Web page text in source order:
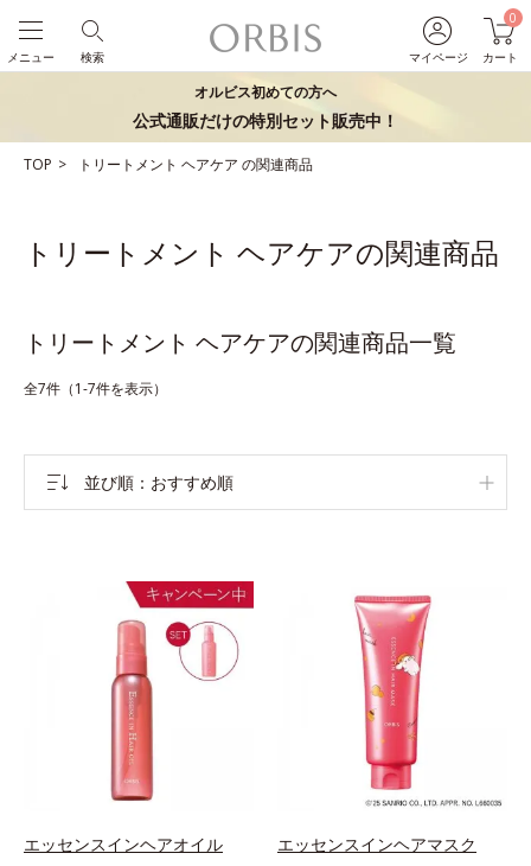
マイページ
0
カート
検索
メニュー
オルビス初めての方へ
公式通販だけの特別セット販売中！
TOP トリートメント ヘアケア の関連商品
トリートメント ヘアケアの関連商品
トリートメント ヘアケアの関連商品一覧
全7件（1-7件を表示）
並び順 おすすめ順
エッセンスインヘアオイル エッセンスインヘアマスク